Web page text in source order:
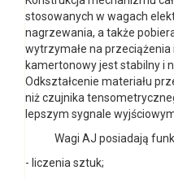
stosowanych w wagach
nagrzewania, a także
wytrzymałe na
kamertonowy jest stabilny i
Odkształcenie materiału
niż czujnika
lepszym sygnale
Wagi AJ posiadają
- liczenia sztuk;